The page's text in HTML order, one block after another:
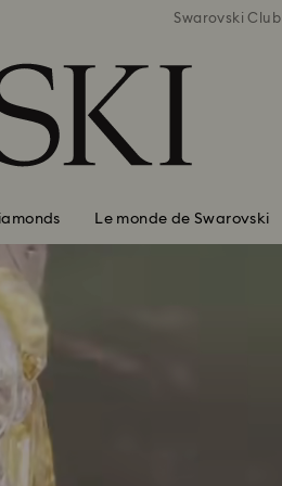
Livraison standard gratuite
une commande supérieure à 150 $
Swarovski Club
Le monde de Swarovski